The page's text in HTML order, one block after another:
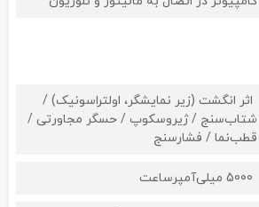
اثر انگشت (زیر نمایشگر، اولتراسونیک) /
شتاب‌سنج / ژیروسکوپ / حسگر مجاورتی /
قطب‌نما / فشارسنج
5000 میلی‌آمپرساعت